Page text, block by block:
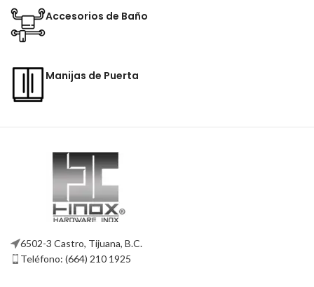
Accesorios de Baño
Manijas de Puerta
6502-3 Castro, Tijuana, B.C.
Teléfono: (664) 210 1925